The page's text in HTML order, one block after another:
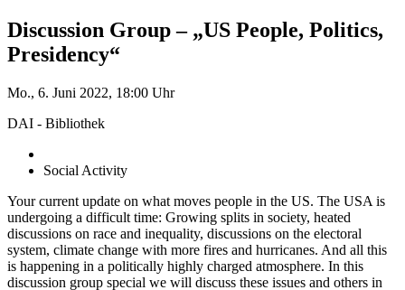
Discussion Group – „US People, Politics,
Presidency“
Mo., 6. Juni 2022, 18:00 Uhr
DAI - Bibliothek
Social Activity
Your current update on what moves people in the US. The USA is
undergoing a difficult time: Growing splits in society, heated
discussions on race and inequality, discussions on the electoral
system, climate change with more fires and hurricanes. And all this
is happening in a politically highly charged atmosphere. In this
discussion group special we will discuss these issues and others in